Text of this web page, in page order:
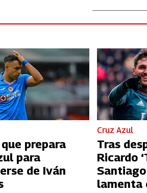
prepara
para
de Iván
Cruz Azul
Tras
Ricardo
lamenta